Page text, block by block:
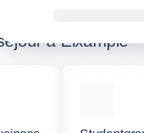
à Eixample